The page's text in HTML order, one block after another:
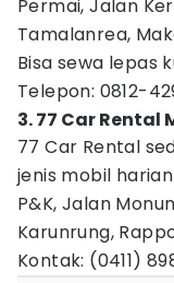
Permai, Jalan
Tamalanrea,
Bisa sewa lepas
Telepon: 0812-
3. 77 Car Rental
77 Car Rental
jenis mobil
P&K, Jalan
Karunrung,
Kontak: (0411)